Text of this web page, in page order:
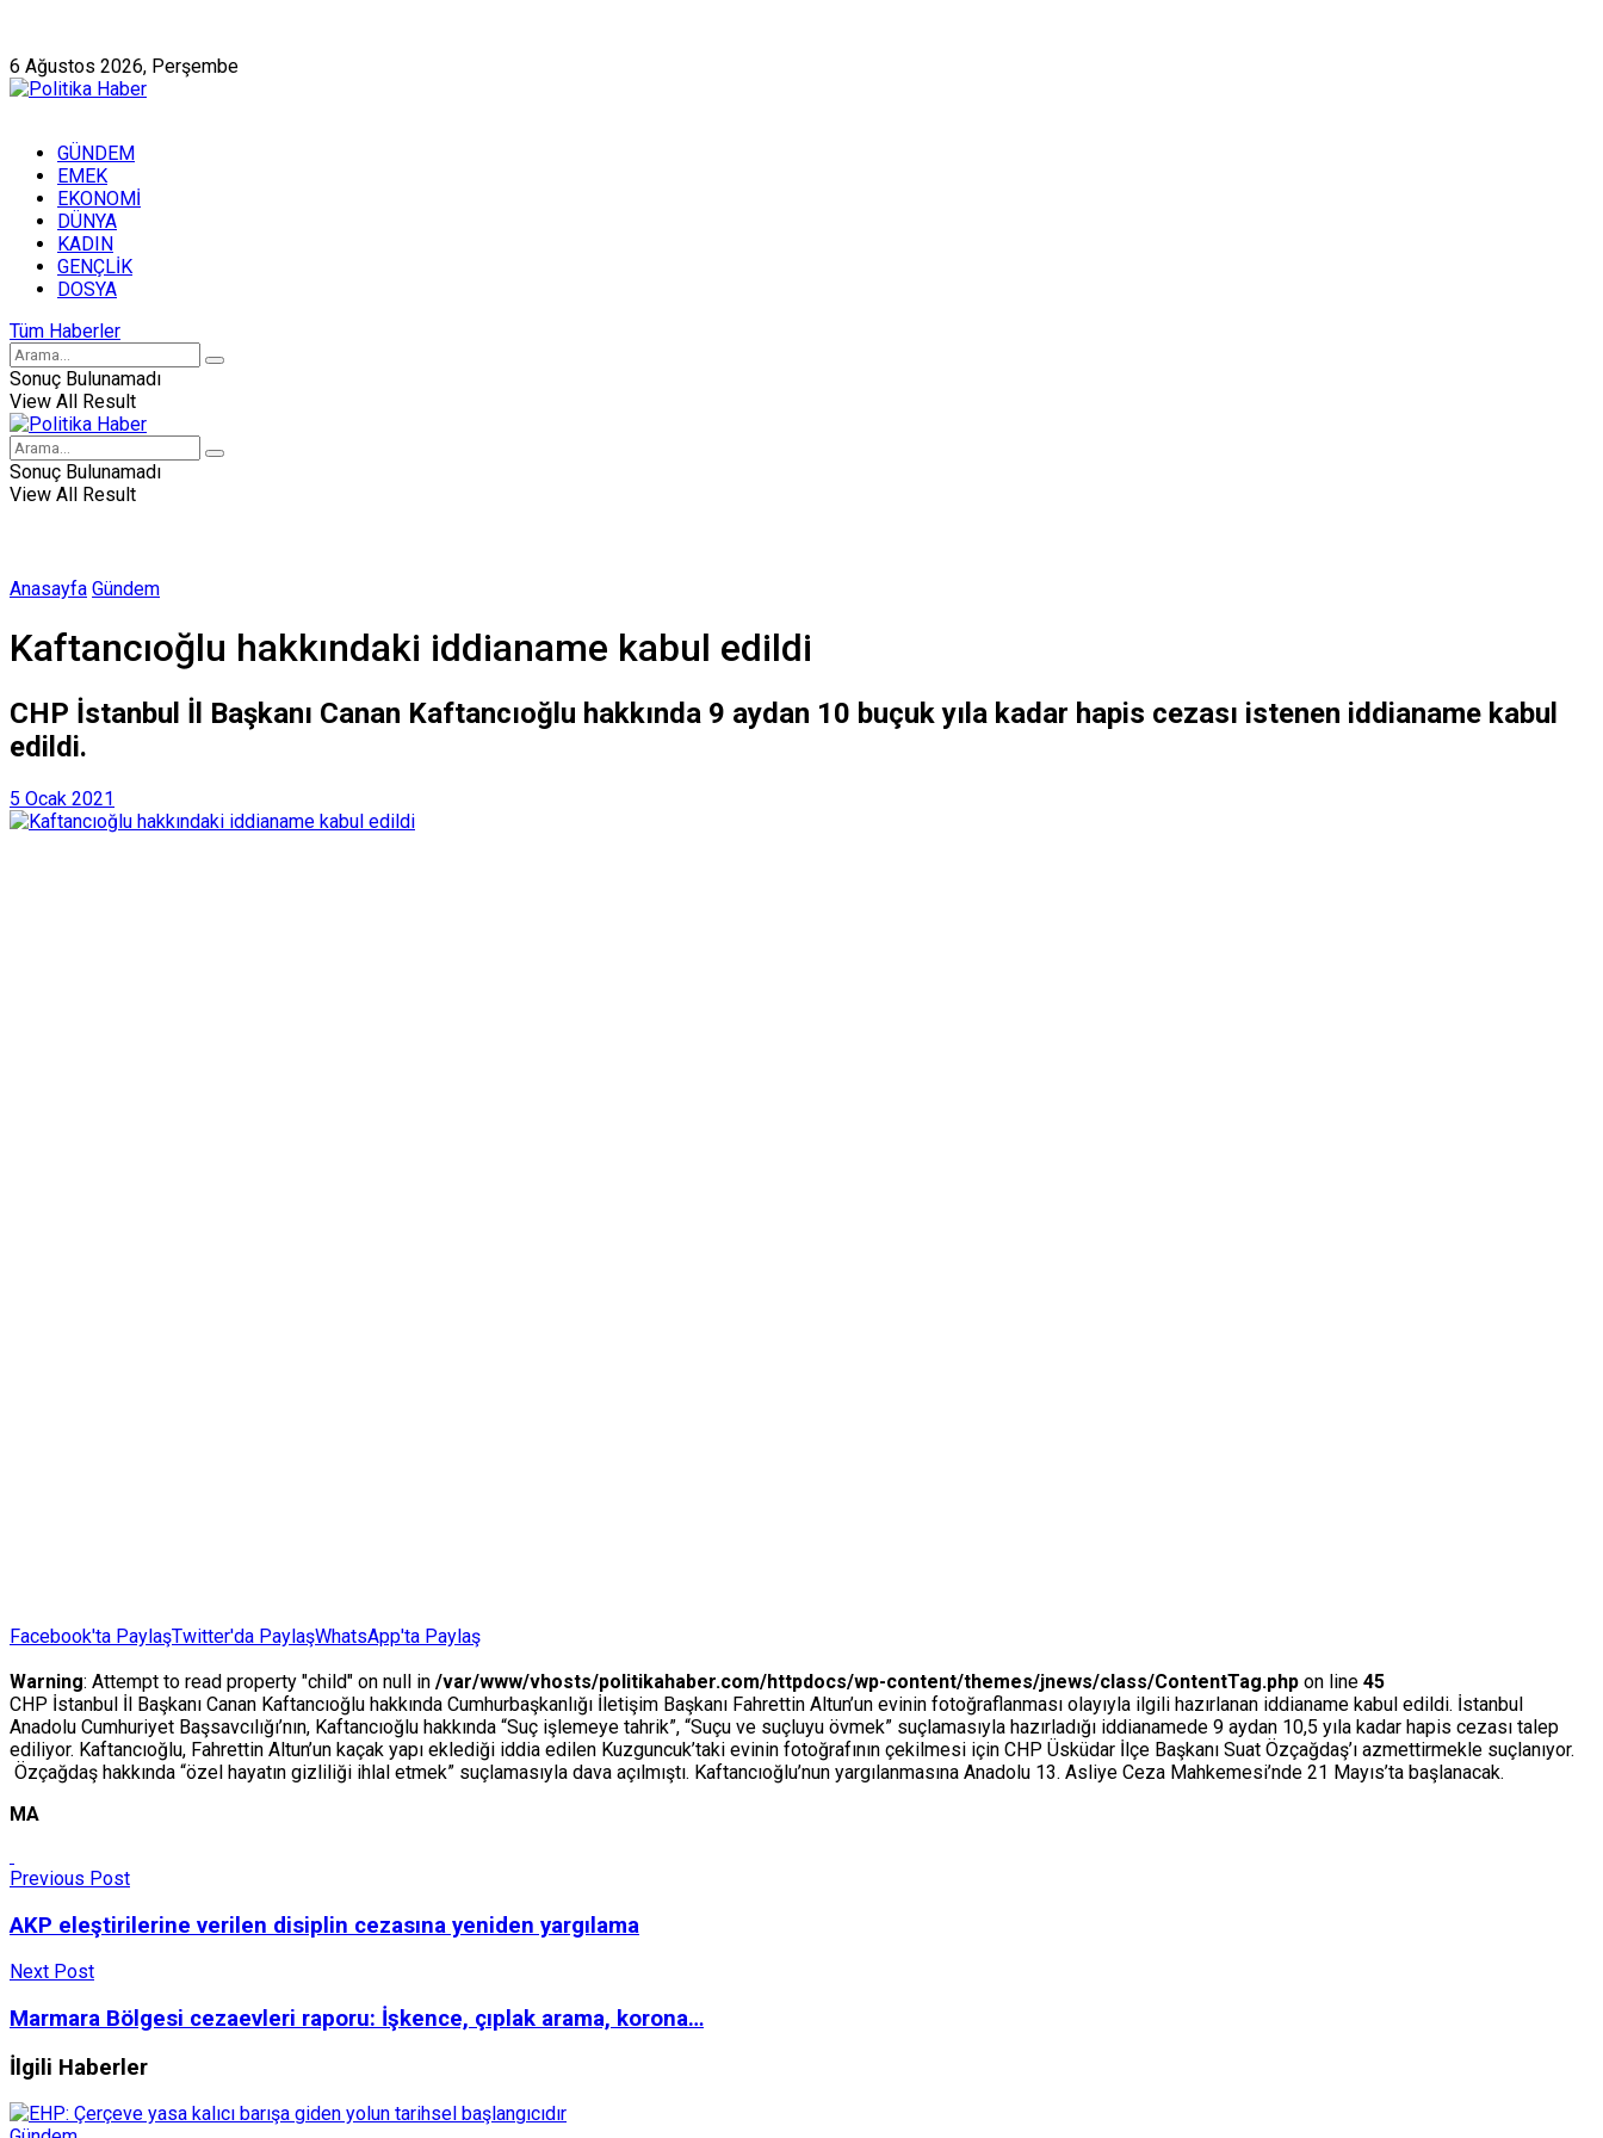
6 Ağustos 2026, Perşembe
GÜNDEM
EMEK
EKONOMİ
DÜNYA
KADIN
GENÇLİK
DOSYA
Tüm Haberler
Sonuç Bulunamadı
View All Result
Sonuç Bulunamadı
View All Result
Anasayfa Gündem
Kaftancıoğlu hakkındaki iddianame kabul edildi
CHP İstanbul İl Başkanı Canan Kaftancıoğlu hakkında 9 aydan 10 buçuk yıla kadar hapis cezası istenen iddianame kabul
edildi.
5 Ocak 2021
Facebook'ta PaylaşTwitter'da PaylaşWhatsApp'ta Paylaş
Warning: Attempt to read property "child" on null in /var/www/vhosts/politikahaber.com/httpdocs/wp-content/themes/jnews/class/ContentTag.php on line 45
CHP İstanbul İl Başkanı Canan Kaftancıoğlu hakkında Cumhurbaşkanlığı İletişim Başkanı Fahrettin Altun’un evinin fotoğraflanması olayıyla ilgili hazırlanan iddianame kabul edildi. İstanbul
Anadolu Cumhuriyet Başsavcılığı’nın, Kaftancıoğlu hakkında “Suç işlemeye tahrik”, “Suçu ve suçluyu övmek” suçlamasıyla hazırladığı iddianamede 9 aydan 10,5 yıla kadar hapis cezası talep
ediliyor. Kaftancıoğlu, Fahrettin Altun’un kaçak yapı eklediği iddia edilen Kuzguncuk’taki evinin fotoğrafının çekilmesi için CHP Üsküdar İlçe Başkanı Suat Özçağdaş’ı azmettirmekle suçlanıyor.
Özçağdaş hakkında “özel hayatın gizliliği ihlal etmek” suçlamasıyla dava açılmıştı. Kaftancıoğlu’nun yargılanmasına Anadolu 13. Asliye Ceza Mahkemesi’nde 21 Mayıs’ta başlanacak.
MA
Previous Post
AKP eleştirilerine verilen disiplin cezasına yeniden yargılama
Next Post
Marmara Bölgesi cezaevleri raporu: İşkence, çıplak arama, korona…
İlgili Haberler